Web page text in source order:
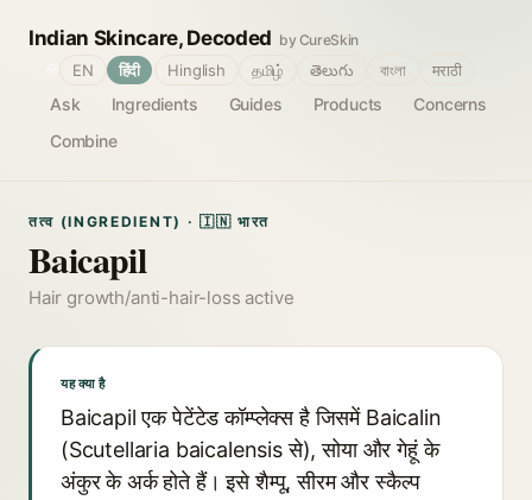
Indian Skincare, Decoded by CureSkin
Ask Ingredients Guides Products
Concerns
Combine
EN हिंदी Hinglish தமிழ் తెలుగు বাংলা मराठी
तत्व (INGREDIENT) · 🇮🇳 भारत
Baicapil
Hair growth/anti-hair-loss active
यह क्या है
Baicapil एक पेटेंटेड कॉम्प्लेक्स है जिसमें Baicalin
(Scutellaria baicalensis से), सोया और गेहूं के
अंकुर के अर्क होते हैं। इसे शैम्पू, सीरम और स्कैल्प